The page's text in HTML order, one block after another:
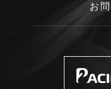
お